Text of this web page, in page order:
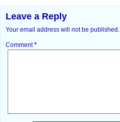
Leave a Reply
Your email address will not be published.
Comment*